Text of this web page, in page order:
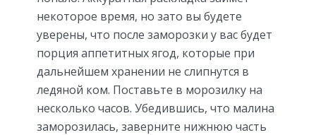
некоторое время, но зато вы будете
уверены, что после заморозки у вас будет
порция аппетитных ягод, которые при
дальнейшем хранении не слипнутся в
ледяной ком. Поставьте в морозилку на
несколько часов. Убедившись, что малина
заморозилась, заверните нижнюю часть